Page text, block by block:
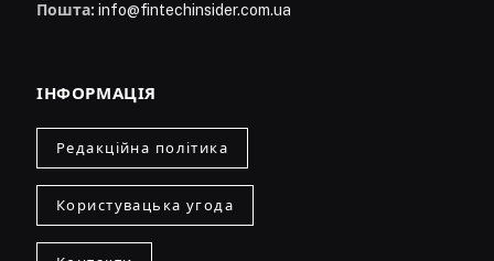
Пошта: info@fintechinsider.com.ua
ІНФОРМАЦІЯ
Редакційна політика
Користувацька угода